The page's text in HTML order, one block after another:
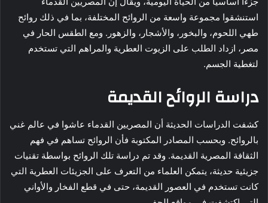
استنشقوا مجموعة واسعة من الروائح المختلفة، بما في ذلك روائح
طهي اللحوم، والبخور، والأشجار، والزهور. ومع الطقس الحار في
مصر، ازداد الطلب على الزيوت العطرية والمراهم التي تستخدم
لتغطية الجسم.
دراسة الروائح القديمة
كشفت الدراسات الحديثة أن المصريين القدماء عاشوا في عالم غني
بالروائح. وبحسب المصادر المكتوبة فأن الروائح تساهم في فهم
الثقافة المصرية القديمة. وقد تم دراسة تلك الروائح بواسطة تقنيات
جزيئية حديثة، يتمكن العلماء من التعرف على الجزيئات العطرية التي
كانت تستخدم في العصور القديمة، حتى في قطع الفخار والأواني